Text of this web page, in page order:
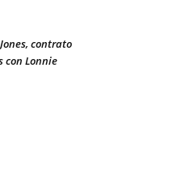
contrato
con Lonnie